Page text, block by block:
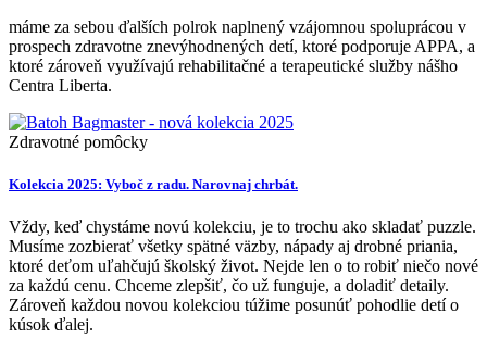
máme za sebou ďalších polrok naplnený vzájomnou spoluprácou v
prospech zdravotne znevýhodnených detí, ktoré podporuje APPA, a
ktoré zároveň využívajú rehabilitačné a terapeutické služby nášho
Centra Liberta.
Zdravotné pomôcky
Kolekcia 2025: Vyboč z radu. Narovnaj chrbát.
Vždy, keď chystáme novú kolekciu, je to trochu ako skladať puzzle.
Musíme zozbierať všetky spätné väzby, nápady aj drobné priania,
ktoré deťom uľahčujú školský život. Nejde len o to robiť niečo nové
za každú cenu. Chceme zlepšiť, čo už funguje, a doladiť detaily.
Zároveň každou novou kolekciou túžime posunúť pohodlie detí o
kúsok ďalej.